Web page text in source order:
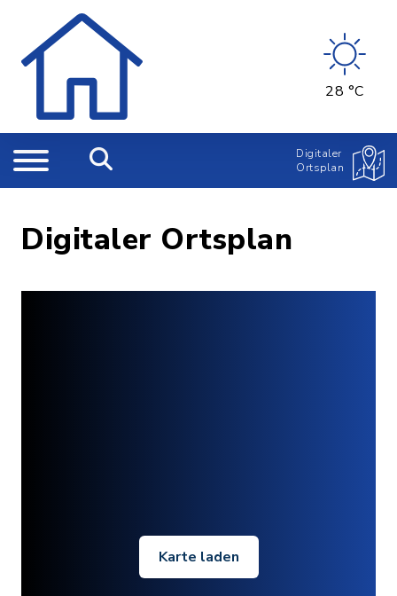
28 °C
Digitaler
Ortsplan
Digitaler Ortsplan
Karte laden